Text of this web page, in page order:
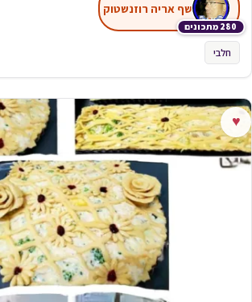
280 מתכונים
שף אריה רוזנשטוק
חלבי
♥